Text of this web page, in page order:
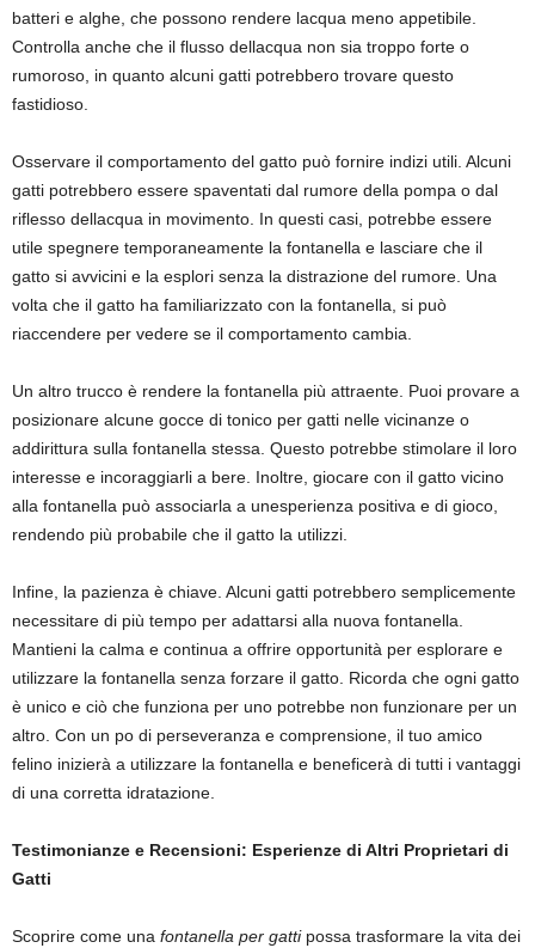
batteri e alghe, che possono rendere lacqua meno appetibile.
Controlla anche che il flusso dellacqua non sia troppo forte o
rumoroso, in quanto alcuni gatti potrebbero trovare questo
fastidioso.
Osservare il comportamento del gatto può fornire indizi utili. Alcuni
gatti potrebbero essere spaventati dal rumore della pompa o dal
riflesso dellacqua in movimento. In questi casi, potrebbe essere
utile spegnere temporaneamente la fontanella e lasciare che il
gatto si avvicini e la esplori senza la distrazione del rumore. Una
volta che il gatto ha familiarizzato con la fontanella, si può
riaccendere per vedere se il comportamento cambia.
Un altro trucco è rendere la fontanella più attraente. Puoi provare a
posizionare alcune gocce di tonico per gatti nelle vicinanze o
addirittura sulla fontanella stessa. Questo potrebbe stimolare il loro
interesse e incoraggiarli a bere. Inoltre, giocare con il gatto vicino
alla fontanella può associarla a unesperienza positiva e di gioco,
rendendo più probabile che il gatto la utilizzi.
Infine, la pazienza è chiave. Alcuni gatti potrebbero semplicemente
necessitare di più tempo per adattarsi alla nuova fontanella.
Mantieni la calma e continua a offrire opportunità per esplorare e
utilizzare la fontanella senza forzare il gatto. Ricorda che ogni gatto
è unico e ciò che funziona per uno potrebbe non funzionare per un
altro. Con un po di perseveranza e comprensione, il tuo amico
felino inizierà a utilizzare la fontanella e beneficerà di tutti i vantaggi
di una corretta idratazione.
Testimonianze e Recensioni: Esperienze di Altri Proprietari di
Gatti
Scoprire come una fontanella per gattipossa trasformare la vita dei